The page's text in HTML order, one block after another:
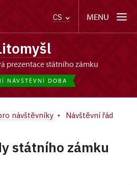
CS MENU
prezentace státního zámku
NÁVŠTĚVNÍ DOBA
návštěvníky Návštěvní řád
státního zámku